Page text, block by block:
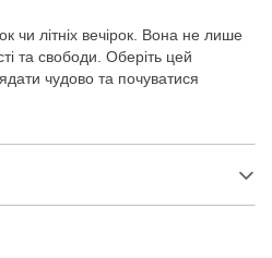
чи літніх вечірок. Вона не лише
та свободи. Оберіть цей
чудово та почуватися